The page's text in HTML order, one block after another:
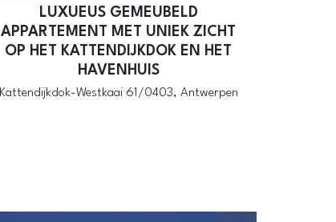
LUXUEUS GEMEUBELD
APPARTEMENT MET UNIEK ZICHT
OP HET KATTENDIJKDOK EN HET
HAVENHUIS
Kattendijkdok-Westkaai 61/0403, Antwerpen